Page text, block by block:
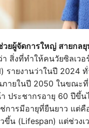
ยผู้จัดการใหญ่ สายกล
า สิ่งที่ทำให้คนวัยซิลเวอ
รายงานว่าในปี 2024
ายในปี 2050 ในขณะที่
ประชากรอายุ 60 ปีขึ้
ารมีอายุที่ยืนยาว แต่คื
น (Lifespan) แต่ช่วง